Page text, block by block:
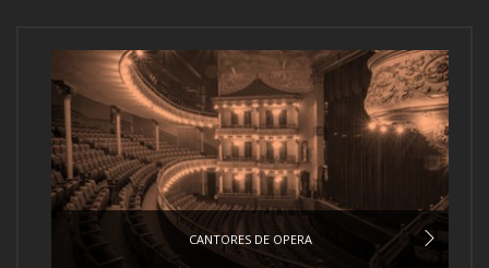
CANTORES DE OPERA